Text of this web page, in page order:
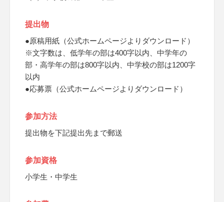
提出物
●原稿用紙（公式ホームページよりダウンロード）
※文字数は、低学年の部は400字以内、中学年の
部・高学年の部は800字以内、中学校の部は1200字
以内
●応募票（公式ホームページよりダウンロード）
参加方法
提出物を下記提出先まで郵送
参加資格
小学生・中学生